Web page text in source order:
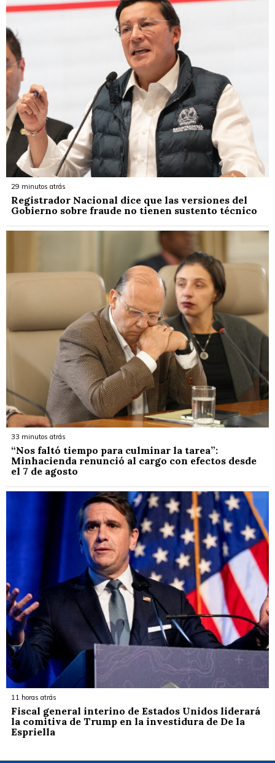
29 minutos atrás
Registrador Nacional dice que las versiones del
Gobierno sobre fraude no tienen sustento técnico
33 minutos atrás
“Nos faltó tiempo para culminar la tarea”:
Minhacienda renunció al cargo con efectos desde
el 7 de agosto
11 horas atrás
Fiscal general interino de Estados Unidos liderará
la comitiva de Trump en la investidura de De la
Espriella